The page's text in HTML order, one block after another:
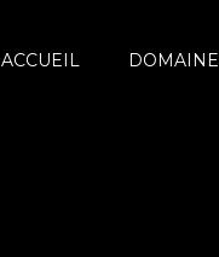
ACCUEIL DOMAINE